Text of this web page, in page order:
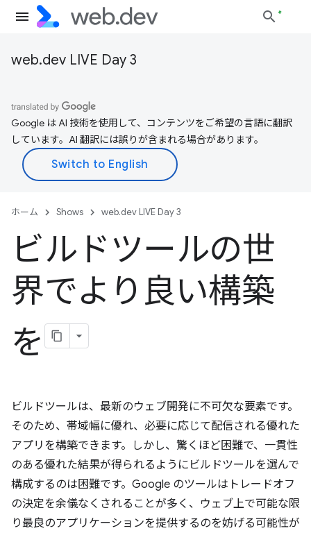
web.dev LIVE Day 3
Google は AI 技術を使用して、コンテンツをご希望の言語に翻訳
しています。AI 翻訳には誤りが含まれる場合があります。
ホーム Shows web.dev LIVE Day 3
ビルドツールの世
界でより良い構築
を
ビルドツールは、最新のウェブ開発に不可欠な要素です。
そのため、帯域幅に優れ、必要に応じて配信される優れた
アプリを構築できます。しかし、驚くほど困難で、一貫性
のある優れた結果が得られるようにビルドツールを選んで
構成するのは困難です。Google のツールはトレードオフ
の決定を余儀なくされることが多く、ウェブ上で可能な限
り最良のアプリケーションを提供するのを妨げる可能性が